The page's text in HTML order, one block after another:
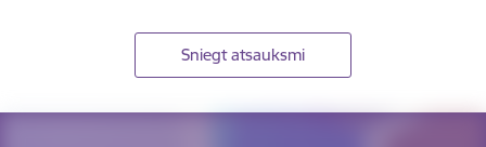
Sniegt atsauksmi